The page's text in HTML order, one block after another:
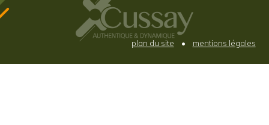
plan du site • mentions légales